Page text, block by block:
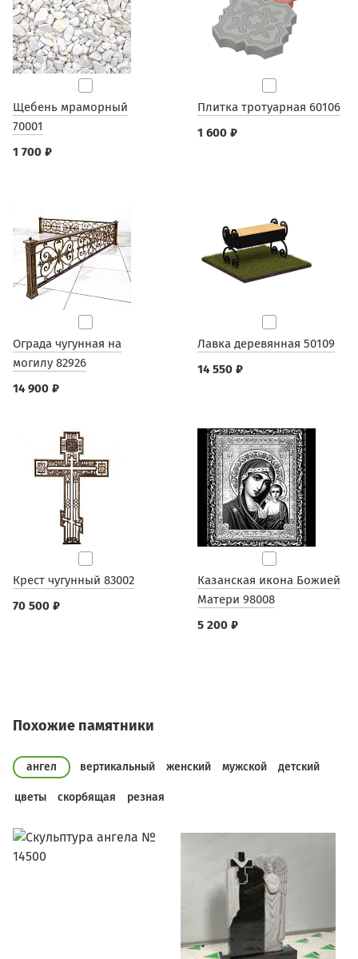
Щебень мраморный
70001
1 700 ₽
Плитка тротуарная 60106
1 600 ₽
Ограда чугунная на
могилу 82926
14 900 ₽
Лавка деревянная 50109
14 550 ₽
Крест чугунный 83002
70 500 ₽
Казанская икона Божией
Матери 98008
5 200 ₽
Похожие памятники
ангел вертикальный женский мужской детский
цветы скорбящая резная